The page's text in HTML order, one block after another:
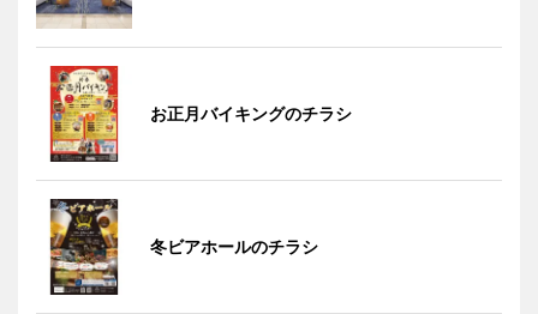
お正月バイキングのチラシ
冬ビアホールのチラシ